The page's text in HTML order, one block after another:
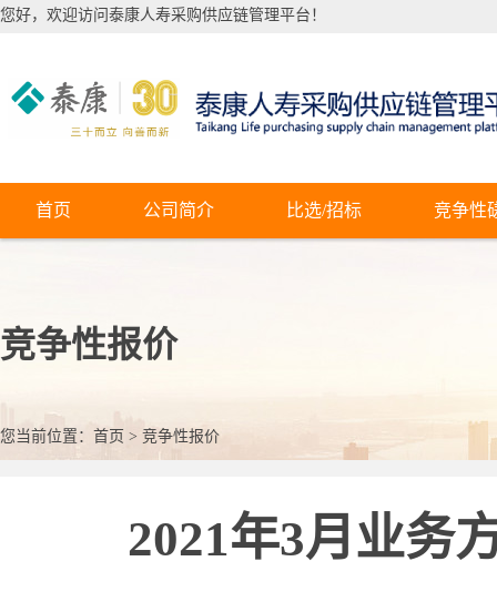
您好，欢迎访问泰康人寿采购供应链管理平台！
首页 公司简介 比选/招标 竞争性
竞争性报价
您当前位置： 首页 > 竞争性报价
2021年3月业务